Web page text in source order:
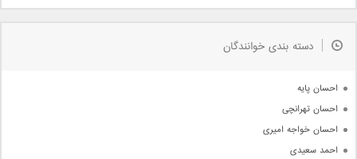
مذهبی
جدیدترین ها
دسته بندی خوانندگان
احسان پایه
احسان تهرانچی
احسان خواجه امیری
احمد سعیدی